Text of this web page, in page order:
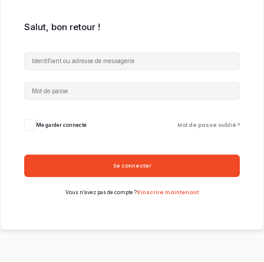
Salut, bon retour !
Me garder connecté Mot de passe oublié ?
Se connecter
Vous n’avez pas de compte ?S’inscrire maintenant